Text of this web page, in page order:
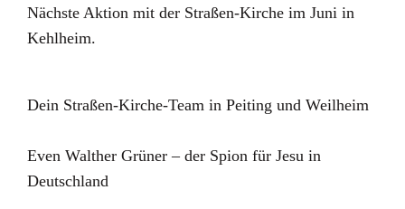
Nächste Aktion mit der Straßen-Kirche im Juni in
Kehlheim.
Dein Straßen-Kirche-Team in Peiting und Weilheim
Even Walther Grüner – der Spion für Jesu in
Deutschland